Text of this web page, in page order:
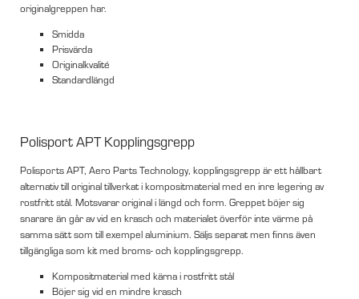
originalgreppen har.
Smidda
Prisvärda
Originalkvalité
Standardlängd
Polisport APT Kopplingsgrepp
Polisports APT, Aero Parts Technology, kopplingsgrepp är ett hållbart
alternativ till original tillverkat i kompositmaterial med en inre legering av
rostfritt stål. Motsvarar original i längd och form. Greppet böjer sig
snarare än går av vid en krasch och materialet överför inte värme på
samma sätt som till exempel aluminium. Säljs separat men finns även
tillgängliga som kit med broms- och kopplingsgrepp.
Kompositmaterial med kärna i rostfritt stål
Böjer sig vid en mindre krasch